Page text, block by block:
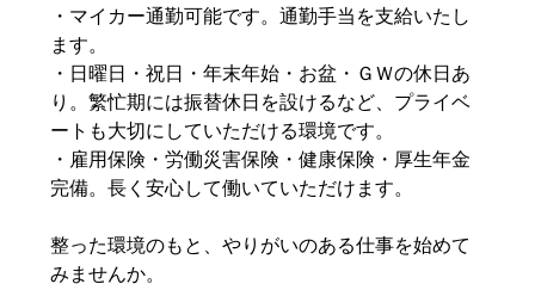
・マイカー通勤可能です。通勤手当を支給いたし
ます。
・日曜日・祝日・年末年始・お盆・ＧＷの休日あ
り。繁忙期には振替休日を設けるなど、プライベ
ートも大切にしていただける環境です。
・雇用保険・労働災害保険・健康保険・厚生年金
完備。長く安心して働いていただけます。
整った環境のもと、やりがいのある仕事を始めて
みませんか。